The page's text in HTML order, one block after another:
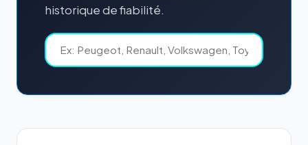
historique de fiabilité.